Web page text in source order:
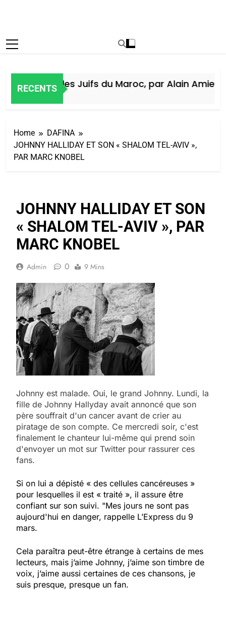
RECENTS
Histoire des Juifs du Maroc, par Alain Amiel
Home
DAFINA
JOHNNY HALLIDAY ET SON « SHALOM TEL-AVIV »,
PAR MARC KNOBEL
JOHNNY HALLIDAY ET SON
« SHALOM TEL-AVIV », PAR
MARC KNOBEL
Admin 0 9 Mins
Johnny est malade. Oui, le grand Johnny. Lundi, la
fille de Johnny Hallyday avait annoncé que son
père souffrait d'un cancer avant de crier au
piratage de son compte. Ce mercredi soir, c'est
finalement le chanteur lui-même qui prend soin
d'envoyer un mot sur Twitter pour rassurer ces
fans.
Si on lui a dépisté « des cellules cancéreuses »
pour lesquelles il est « traité », il assure être
confiant sur son suivi. "Mes jours ne sont pas
aujourd'hui en danger, rappelle L’Express du 9
mars.
Cela paraîtra peut-être étrange à certains de mes
lecteurs, mais j’aime Johnny, j’aime son timbre de
voix, j’aime aussi certaines de ces chansons, je
suis presque, presque un fan.